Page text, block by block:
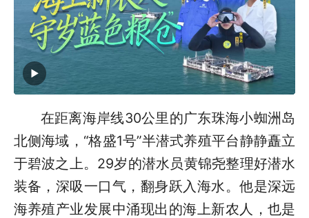
在距离海岸线30公里的广东珠海小蜘洲岛
北侧海域，“格盛1号”半潜式养殖平台静静矗立
于碧波之上。29岁的潜水员黄锦尧整理好潜水
装备，深吸一口气，翻身跃入海水。他是深远
海养殖产业发展中涌现出的海上新农人，也是